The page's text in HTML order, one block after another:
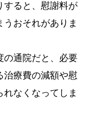
すると、慰謝料が
おそれがありま
の通院だと、必要
治療費の減額や慰
なくなってしま